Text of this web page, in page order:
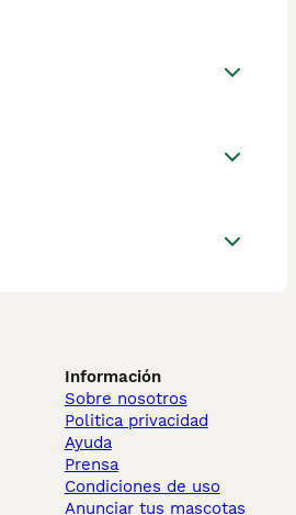
Información
Sobre nosotros
Politica privacidad
Ayuda
Prensa
Condiciones de uso
Anunciar tus mascotas